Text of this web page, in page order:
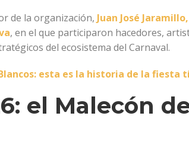
de la organización, Juan José
, en el que participaron hacedores,
del ecosistema del Carnaval.
esta es la historia de la fiesta
el Malecón